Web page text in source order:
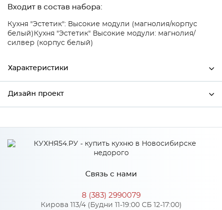
Входит в состав набора:
Кухня "Эстетик": Высокие модули (магнолия/корпус
белый) Кухня "Эстетик" Высокие модули: магнолия/
силвер (корпус белый)
Характеристики
Ширина
Сурская мебель
Магнолия/Белый
МДФ
Дизайн проект
*
Связь с нами
8 (383) 2990079
Кирова 113/4 (Будни 11-19:00 СБ 12-17:00)